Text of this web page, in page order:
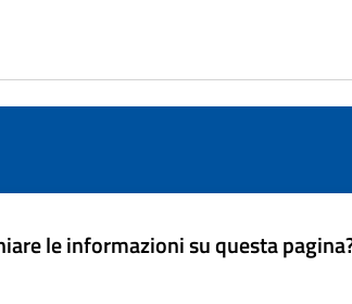
le informazioni su questa